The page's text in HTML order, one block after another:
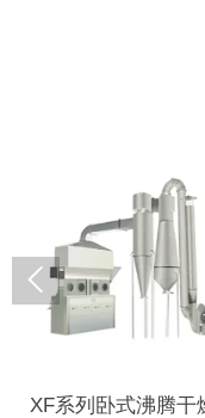
XF系列卧式沸腾干
